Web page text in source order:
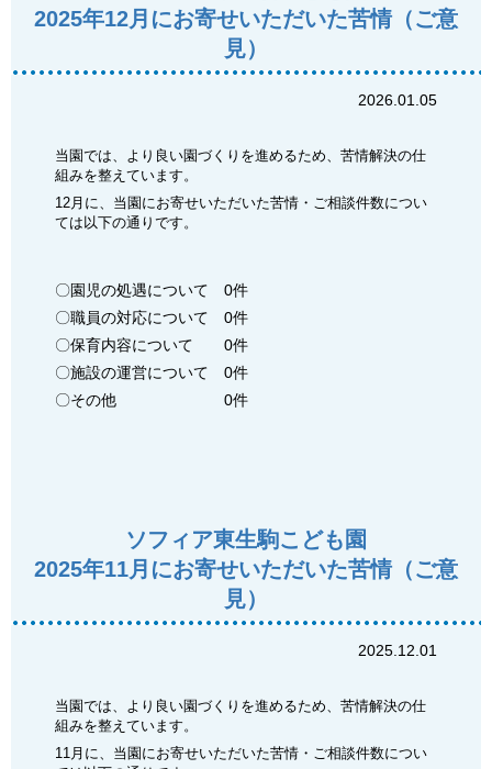
2025年12月にお寄せいただいた苦情（ご意
見）
2026.01.05
当園では、より良い園づくりを進めるため、苦情解決の仕
組みを整えています。
12月に、当園にお寄せいただいた苦情・ご相談件数につい
ては以下の通りです。
〇園児の処遇について 0件
〇職員の対応について 0件
〇保育内容について 0件
〇施設の運営について 0件
〇その他 0件
ソフィア東生駒こども園
2025年11月にお寄せいただいた苦情（ご意
見）
2025.12.01
当園では、より良い園づくりを進めるため、苦情解決の仕
組みを整えています。
11月に、当園にお寄せいただいた苦情・ご相談件数につい